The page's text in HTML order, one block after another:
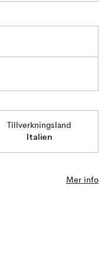
Tillverkningsland
Italien
Mer info